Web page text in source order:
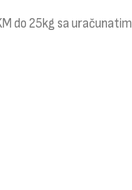
do 25kg sa uračunatim